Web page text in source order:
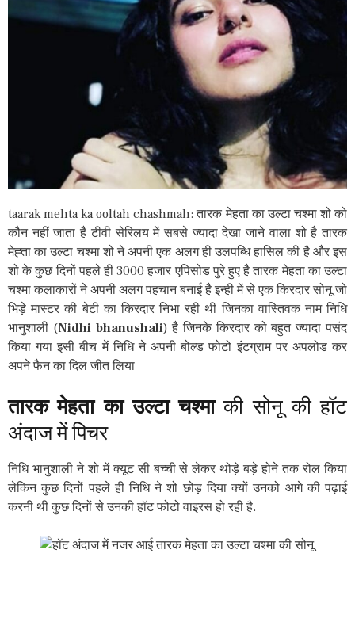
taarak mehta ka ooltah chashmah: तारक मेहता का उल्टा चश्मा शो को
कौन नहीं जाता है टीवी सेरिलय में सबसे ज्यादा देखा जाने वाला शो है तारक
मेह्ता का उल्टा चश्मा शो ने अपनी एक अलग ही उलपब्धि हासिल की है और इस
शो के कुछ दिनों पहले ही 3000 हजार एपिसोड पुरे हुए है तारक मेहता का उल्टा
चश्मा कलाकारों ने अपनी अलग पहचान बनाई है इन्ही में से एक किरदार सोनू जो
भिड़े मास्टर की बेटी का किरदार निभा रही थी जिनका वास्तिवक नाम निधि
भानुशाली (Nidhi bhanushali) है जिनके किरदार को बहुत ज्यादा पसंद
किया गया इसी बीच में निधि ने अपनी बोल्ड फोटो इंटग्राम पर अपलोड कर
अपने फैन का दिल जीत लिया
तारक मेहता का उल्टा चश्माकी सोनू की हॉट
अंदाज में पिचर
निधि भानुशाली ने शो में क्यूट सी बच्ची से लेकर थोड़े बड़े होने तक रोल किया
लेकिन कुछ दिनों पहले ही निधि ने शो छोड़ दिया क्यों उनको आगे की पढ़ाई
करनी थी कुछ दिनों से उनकी हॉट फोटो वाइरस हो रही है.